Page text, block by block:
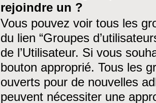
rejoindre un ?
Vous pouvez voir tous les
du lien “Groupes
de l’Utilisateur. Si vous
bouton approprié. Tous les
ouverts pour de nouvelles
peuvent nécessiter une